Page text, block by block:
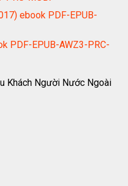
ebook PDF-EPUB-
PDF-EPUB-AWZ3-PRC-
Khách Người Nước Ngoài